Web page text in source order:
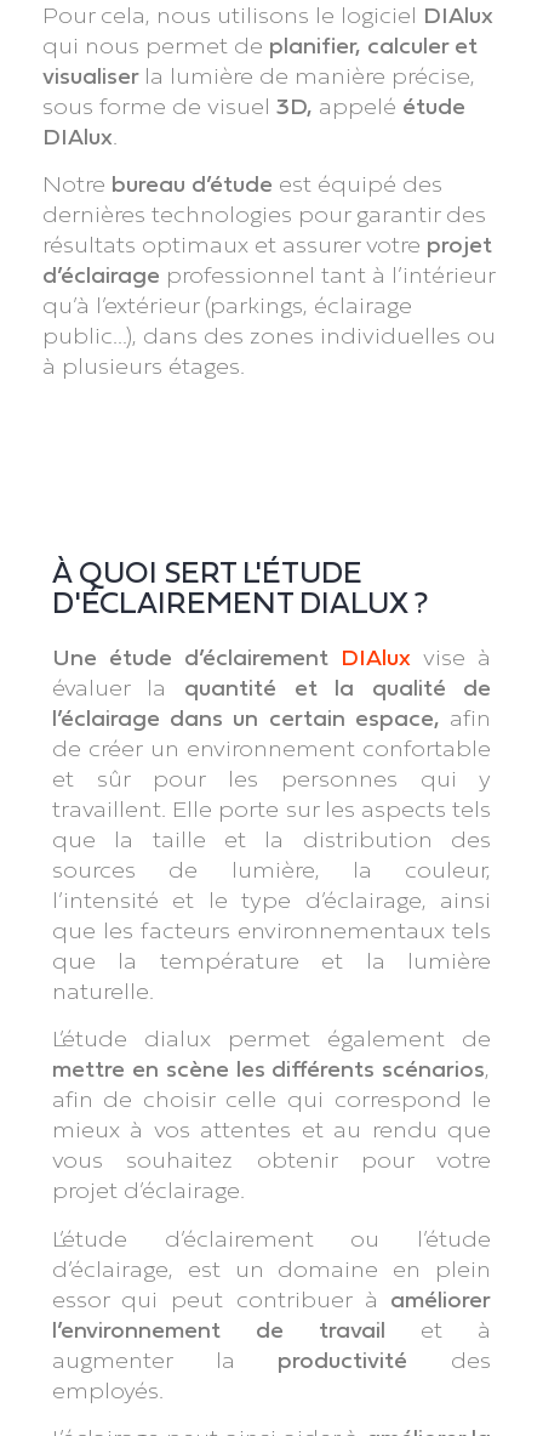
Pour cela, nous utilisons le logiciel DIAlux
qui nous permet de planifier, calculer et
visualiser la lumière de manière précise,
sous forme de visuel 3D, appelé étude
DIAlux
Notre bureau d’étude est équipé des
dernières technologies pour garantir des
résultats optimaux et assurer votre projet
d’éclairage professionnel tant à l’intérieur
qu’à l’extérieur (parkings, éclairage
public…), dans des zones individuelles ou
à plusieurs étages.
À QUOI SERT L'ÉTUDE
D'ÉCLAIREMENT DIALUX ?
Une étude d’éclairement DIAlux vise à
évaluer la quantité et la qualité de
l’éclairage dans un certain espace, afin
de créer un environnement confortable
et sûr pour les personnes qui y
travaillent. Elle porte sur les aspects tels
que la taille et la distribution des
sources de lumière, la couleur,
l’intensité et le type d’éclairage, ainsi
que les facteurs environnementaux tels
que la température et la lumière
naturelle.
L’étude dialux permet également de
mettre en scène les différents scénarios,
afin de choisir celle qui correspond le
mieux à vos attentes et au rendu que
vous souhaitez obtenir pour votre
projet d’éclairage.
L’étude d’éclairement ou l’étude
d’éclairage, est un domaine en plein
essor qui peut contribuer à améliorer
l’environnement de travail et à
augmenter la productivité des
employés.